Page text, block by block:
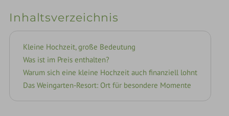
Inhaltsverzeichnis
Kleine Hochzeit, große Bedeutung
Was ist im Preis enthalten?
Warum sich eine kleine Hochzeit auch finanziell lohnt
Das Weingarten-Resort: Ort für besondere Momente